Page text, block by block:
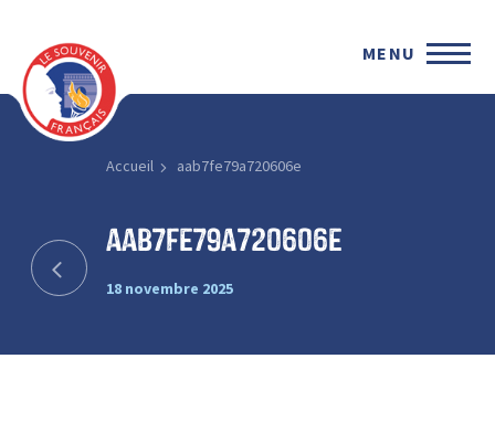
MENU
Accueil aab7fe79a720606e
aab7fe79a720606e
18 novembre 2025